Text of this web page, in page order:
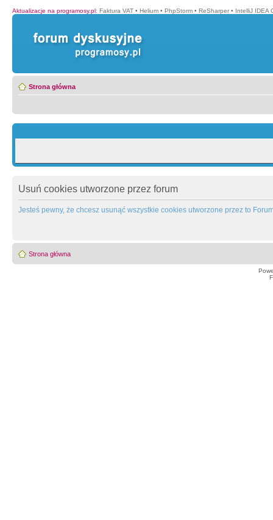
Aktualizacje na programosy.pl: Faktura VAT • Helium • PhpStorm • ReSharper • IntelliJ IDEA
Strona główna
Usuń cookies utworzone przez forum
Jesteś pewny, że chcesz usunąć wszystkie cookies utworzone przez to
Strona główna